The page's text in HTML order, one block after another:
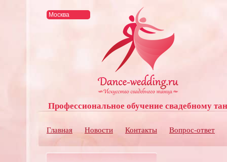
Профессиональное обучение свадебному
Главная Новости Контакты Вопрос-ответ